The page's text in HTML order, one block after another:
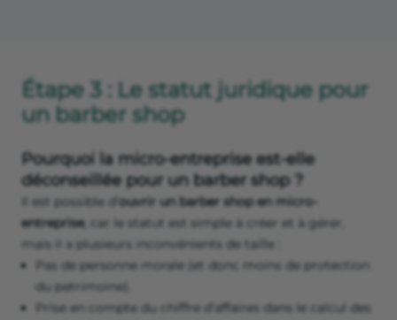
Étape 3 : Le statut juridique pour
un barber shop
Pourquoi la micro-entreprise est-elle
déconseillée pour un barber shop ?
Il est possible d’ ouvrir un barber shop en micro-
entreprise, car le statut est simple à créer et à gérer,
mais il a plusieurs inconvénients de taille :
Pas de personne morale (et donc moins de protection
du patrimoine).
Prise en compte du chiffre d’affaires dans le calcul des